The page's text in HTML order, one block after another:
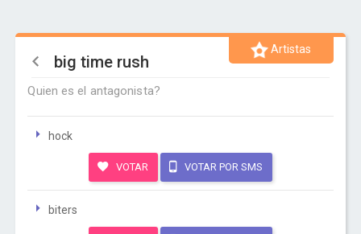
Artistas
big time rush
Quien es el antagonista?
hock
VOTAR VOTAR POR SMS
biters